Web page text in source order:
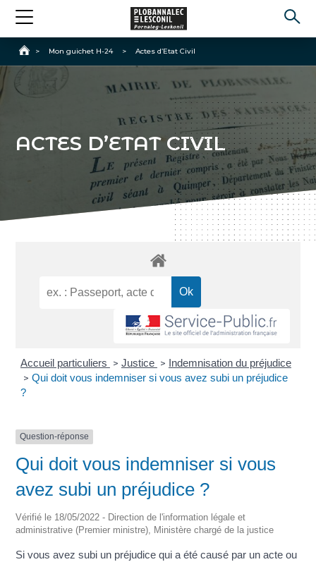
Accueil
> Mon guichet H-24 > Actes d’Etat Civil
ACTES D’ETAT CIVIL
Accueil particuliers > Justice > Indemnisation du préjudice
> Qui doit vous indemniser si vous avez subi un préjudice
?
Question-réponse
Qui doit vous indemniser si vous
avez subi un préjudice ?
Vérifié le 18/05/2022 - Direction de l'information légale et
administrative (Premier ministre), Ministère chargé de la justice
Si vous avez subi un préjudice qui a été causé par un acte ou